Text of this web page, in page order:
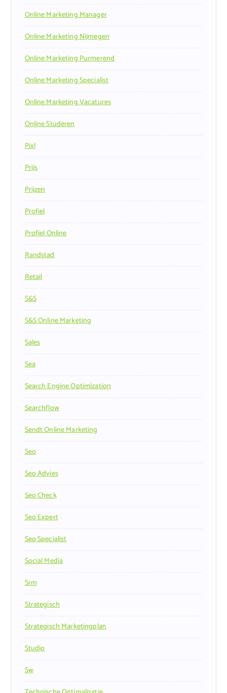
Online Marketing Manager
Online Marketing Nijmegen
Online Marketing Purmerend
Online Marketing Specialist
Online Marketing Vacatures
Online Studeren
Pixl
Prijs
Prijzen
Profiel
Profiel Online
Randstad
Retail
S&s
S&s Online Marketing
Sales
Sea
Search Engine Optimization
Searchflow
Sendt Online Marketing
Seo
Seo Advies
Seo Check
Seo Expert
Seo Specialist
Social Media
Srm
Strategisch
Strategisch Marketingplan
Studio
Sw